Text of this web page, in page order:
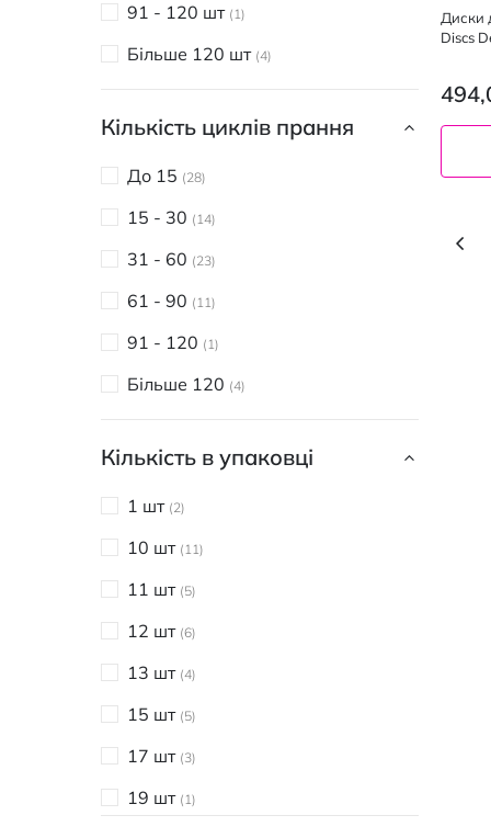
Диски
Discs
91 - 120 шт 1
Більше 120 шт 4
Кількість циклів прання
До 15 28
15 - 30 14
31 - 60 23
61 - 90 11
91 - 120 1
Більше 120 4
Кількість в упаковці
1 шт 2
10 шт 11
11 шт 5
12 шт 6
13 шт 4
15 шт 5
17 шт 3
19 шт 1